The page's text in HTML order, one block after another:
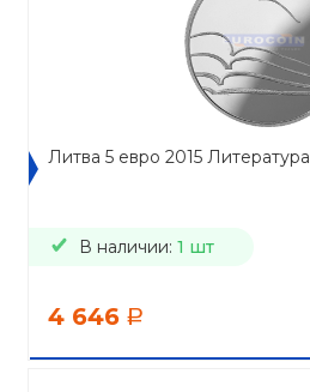
Литва 5 евро 2015 Литература
В наличии: 1 шт
4 646 a